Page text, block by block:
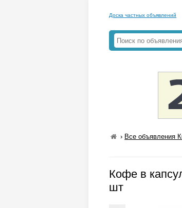
Доска частных объявлений
› Все объявления
Кофе в
шт